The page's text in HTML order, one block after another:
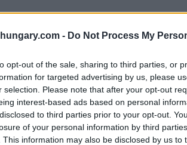
- Do Not Process My
opt-out of the sale, sharing to third parties, or
for targeted advertising by us, please
selection. Please note that after your opt-out
interest-based ads based on personal
to third parties prior to your opt-out.
of your personal information by third
This information may also be disclosed by us to
heute: